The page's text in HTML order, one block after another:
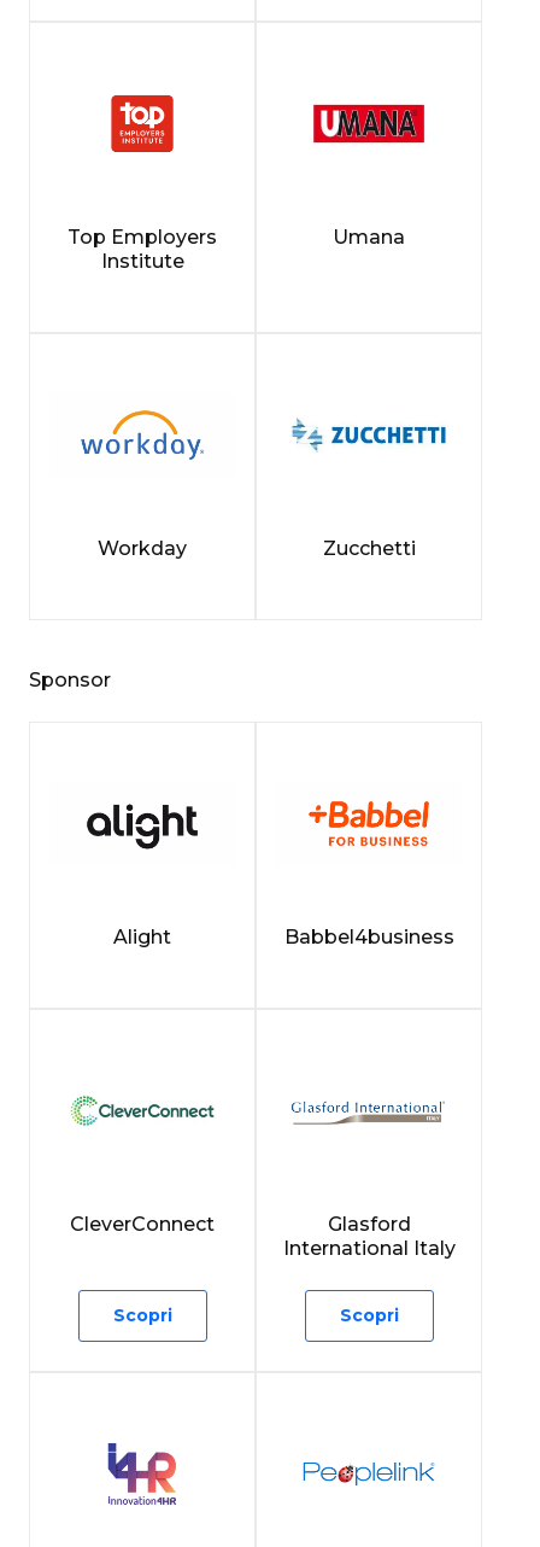
Top Employers
Institute
Umana
Workday Zucchetti
Sponsor
Alight Babbel4business
CleverConnect
Scopri
Glasford
International Italy
Scopri